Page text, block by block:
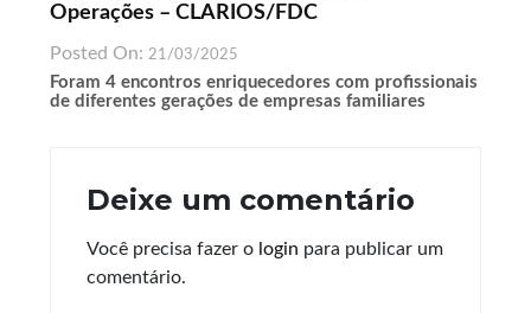
Operações – CLARIOS/FDC
Posted On: 21/03/2025
Foram 4 encontros enriquecedores com profissionais
de diferentes gerações de empresas familiares
Deixe um comentário
Você precisa fazer o login para publicar um
comentário.